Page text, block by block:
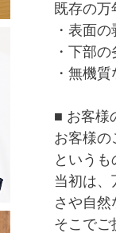
既存の万
・ 表面の
・ 下部の
・ 無機質
■ お客様
お客様の
というも
当初は、
さや自然
そこでご